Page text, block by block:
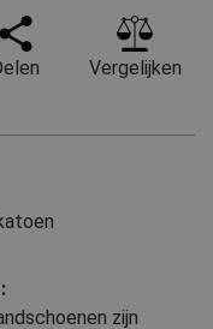
Vergelijken
zijn